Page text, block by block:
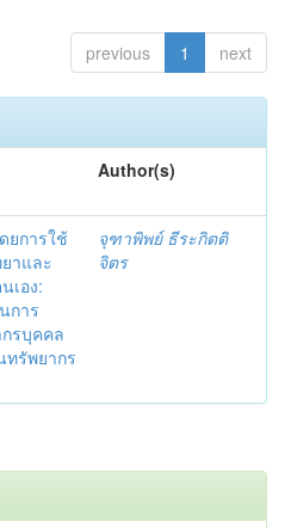
previous 1 next
Author(s)
ยการใช้
าและ
เอง:
การ
รบุคคล
รัพยากร
จุฑาพิพย์ ธีระกิตติ
จิตร